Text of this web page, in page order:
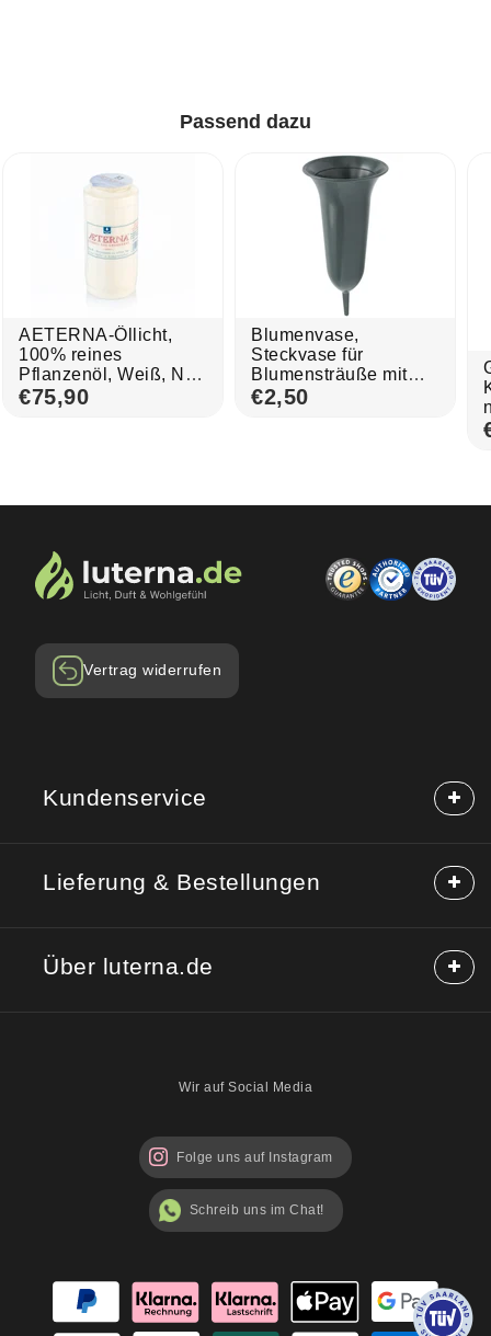
Passend dazu
AETERNA-Öllicht,
100% reines
Pflanzenöl, Weiß, Nr.
8, Brenndauer 7 Tage,
151/68 mm, Karton mit
€75,90
Blumenvase,
Steckvase für
Blumensträuße mit
Erdspieß, dunkelgrün,
260/115 mm,
€2,50
Vertrag widerrufen
Kundenservice
Hilfe & Kontakt
Rücksendung
Lieferung & Bestellungen
Rabattcodes
Über luterna.de
Wir auf Social Media
Folge uns auf Instagram
Schreib uns im Chat!